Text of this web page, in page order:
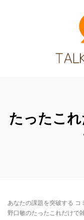
たったこ
あなたの課題を突破する コ
野口敏のたったこれだけで